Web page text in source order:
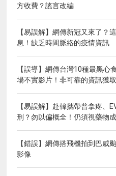
方收費？謠言改編
【易誤解】網傳新冠又來了？
息！缺乏時間脈絡的疫情資訊
【誤導】網傳台灣10種最黑心
場不實影片！非可靠的資訊獲
【易誤解】赴韓攜帶普拿疼、
刑？勿以偏概全！仍須視藥物
【錯誤】網傳搭飛機拍到巴威
影像